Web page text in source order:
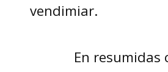
vendimiar.
En resumidas